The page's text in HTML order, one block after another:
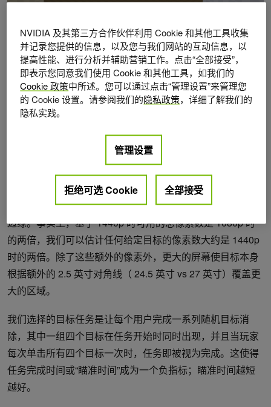
图 1 。小目标实验旨在测试 360 Hz 时 24.5 〃 1080p 和 27 〃
1440p 之间的差异。请注意，目标（绿色）如此之小，以至于在
1080p 屏幕截图中几乎看不到它们。在 1440p 时，它们变得更加
明显。
我们设计的实验集中在非常小的目标上（图 1 ），这些目标
可以被认为是 Valorant 、 CS:GO 或 PUBG 等游戏中中中长
距离头像的代理。对于这样的小目标，我们可以假设，与低
分辨率监视器相比，高分辨率监视器将更准确地显示目标的
边缘。事实上，基于 1440p 时可用的总像素数是 1080p 时
的两倍，我们可以估计任何给定目标的像素数大约是 1440p
时的两倍。除了这些额外的像素外，更大的屏幕使目标本身
根据额外的 2.5 英寸对角线（ 24.5 英寸 vs 27 英寸）覆盖更
大的区域。
我们选择的目标任务是让每个用户完成一系列随机目标消
除，其中一组四个目标在任务开始时同时出现，并且当玩家
每次单击所有四个目标一次时，任务即被视为完成。这使得
任务完成时间或“瞄准时间”成为一个负指标；瞄准时间越短
越好。
NVIDIA 及其第三方合作伙伴利用 Cookie 和其他工具收集
并记录您提供的信息，以及您与我们网站的互动信息，以
提高性能、进行分析并辅助营销工作。点击“全部接受”，
即表示您同意我们使用 Cookie 和其他工具，如我们的
Cookie 政策中所述。您可以通过点击“管理设置”来管理您
的 Cookie 设置。请参阅我们的隐私政策，详细了解我们的
隐私实践。
管理设置
拒绝可选 Cookie 全部接受